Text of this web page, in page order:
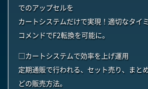
でのアップセルを
カートシステムだけで実現！適切なタイ
コメンドでF2転換を可能に。
□カートシステムで効率を上げ運用
定期通販で行われる、セット売り、まと
どの販売方法。